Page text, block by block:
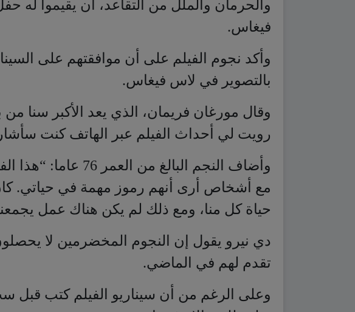
بالتصوير في لاس فيغاس.
وقال مورغان فريمان، الذي يعد الأكبر سنا من
رويت لي أحداث الفيلم عبر الهاتف كنت
مع أشخاص أرى أنهم رموز مهمة في حياتي.
حياة كل منا، ومع ذلك لم يكن هناك عمل
دي نيرو يقول إن النجوم المخضرمين لا
تقدم لهم في الماضي.
وعلى الرغم من أن سيناريو الفيلم كتب قبل
يظهر للنور إلا مؤخرا.
ويعتقد مخرج الفيلم، جون تورتيلتب، أن ظهور
جزئية لنجاح ما يسمى بـ “سينما النجوم